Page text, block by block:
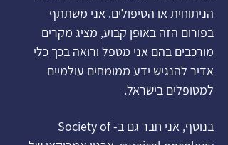
הניתוחית או הטיפולים. אני משתתף
בפורום הזה באופן קבוע, מציג מקרים
מורכבים בהם אני מטפל ורואה בכך כלי
אדיר להנגיש ידע ממומחים עולמיים
למטופלים בישראל.
בנוסף, אני חבר גם ב- Society of